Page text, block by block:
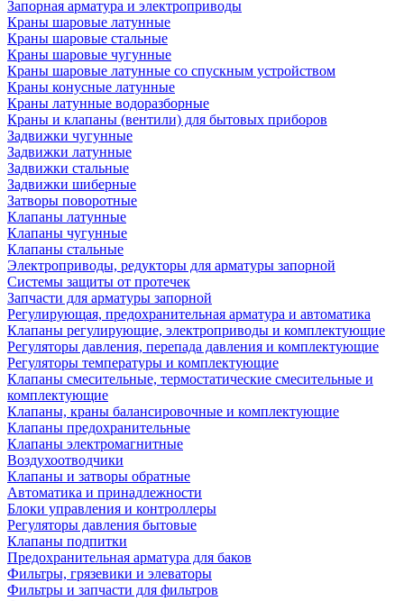
Запорная арматура и электроприводы
Краны шаровые латунные
Краны шаровые стальные
Краны шаровые чугунные
Краны шаровые латунные со спускным устройством
Краны конусные латунные
Краны латунные водоразборные
Краны и клапаны (вентили) для бытовых приборов
Задвижки чугунные
Задвижки латунные
Задвижки стальные
Задвижки шиберные
Затворы поворотные
Клапаны латунные
Клапаны чугунные
Клапаны стальные
Электроприводы, редукторы для арматуры запорной
Системы защиты от протечек
Запчасти для арматуры запорной
Регулирующая, предохранительная арматура и автоматика
Клапаны регулирующие, электроприводы и комплектующие
Регуляторы давления, перепада давления и комплектующие
Регуляторы температуры и комплектующие
Клапаны смесительные, термостатические смесительные и
комплектующие
Клапаны, краны балансировочные и комплектующие
Клапаны предохранительные
Клапаны электромагнитные
Воздухоотводчики
Клапаны и затворы обратные
Автоматика и принадлежности
Блоки управления и контроллеры
Регуляторы давления бытовые
Клапаны подпитки
Предохранительная арматура для баков
Фильтры, грязевики и элеваторы
Фильтры и запчасти для фильтров